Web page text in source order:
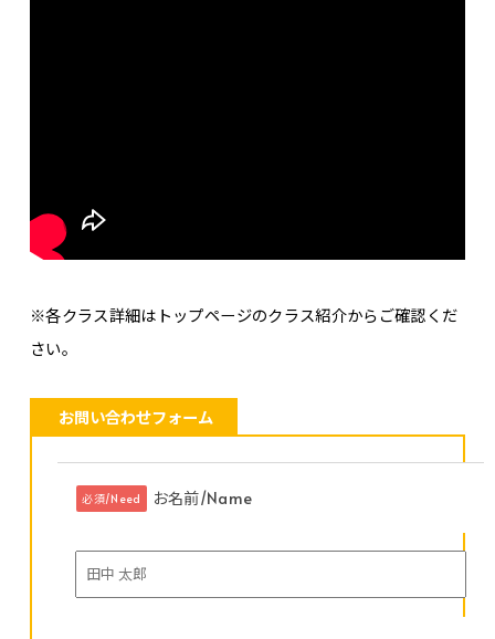
※各クラス詳細はトップページのクラス紹介からご確認くだ
さい。
お問い合わせフォーム
必須/Need お名前/Name